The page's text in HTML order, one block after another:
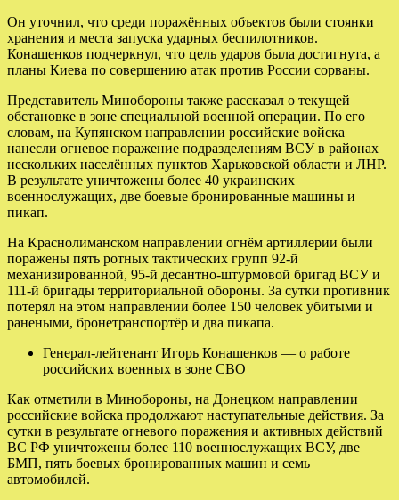
Он уточнил, что среди поражённых объектов были стоянки
хранения и места запуска ударных беспилотников.
Конашенков подчеркнул, что цель ударов была достигнута, а
планы Киева по совершению атак против России сорваны.
Представитель Минобороны также рассказал о текущей
обстановке в зоне специальной военной операции. По его
словам, на Купянском направлении российские войска
нанесли огневое поражение подразделениям ВСУ в районах
нескольких населённых пунктов Харьковской области и ЛНР.
В результате уничтожены более 40 украинских
военнослужащих, две боевые бронированные машины и
пикап.
На Краснолиманском направлении огнём артиллерии были
поражены пять ротных тактических групп 92-й
механизированной, 95-й десантно-штурмовой бригад ВСУ и
111-й бригады территориальной обороны. За сутки противник
потерял на этом направлении более 150 человек убитыми и
ранеными, бронетранспортёр и два пикапа.
Генерал-лейтенант Игорь Конашенков — о работе
российских военных в зоне СВО
Как отметили в Минобороны, на Донецком направлении
российские войска продолжают наступательные действия. За
сутки в результате огневого поражения и активных действий
ВС РФ уничтожены более 110 военнослужащих ВСУ, две
БМП, пять боевых бронированных машин и семь
автомобилей.